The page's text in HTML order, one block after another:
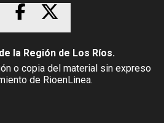
la Región de Los Ríos.
o copia del material sin expreso
de RioenLinea.